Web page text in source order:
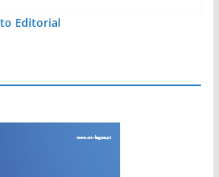
Editorial